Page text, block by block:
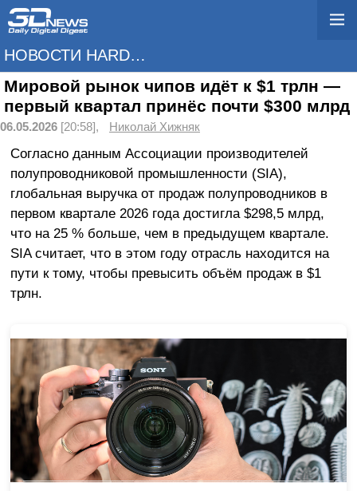
НОВОСТИ HARDWARE
Мировой рынок чипов идёт к $1 трлн —
первый квартал принёс почти $300 млрд
06.05.2026 [20:58], Николай Хижняк
Согласно данным Ассоциации производителей
полупроводниковой промышленности (SIA),
глобальная выручка от продаж полупроводников в
первом квартале 2026 года достигла $298,5 млрд,
что на 25 % больше, чем в предыдущем квартале.
SIA считает, что в этом году отрасль находится на
пути к тому, чтобы превысить объём продаж в $1
трлн.